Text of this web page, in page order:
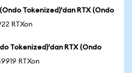
Tokenized)'dan RTX (Ondo
RTXon
Tokenized)'dan RTX (Ondo
RTXon